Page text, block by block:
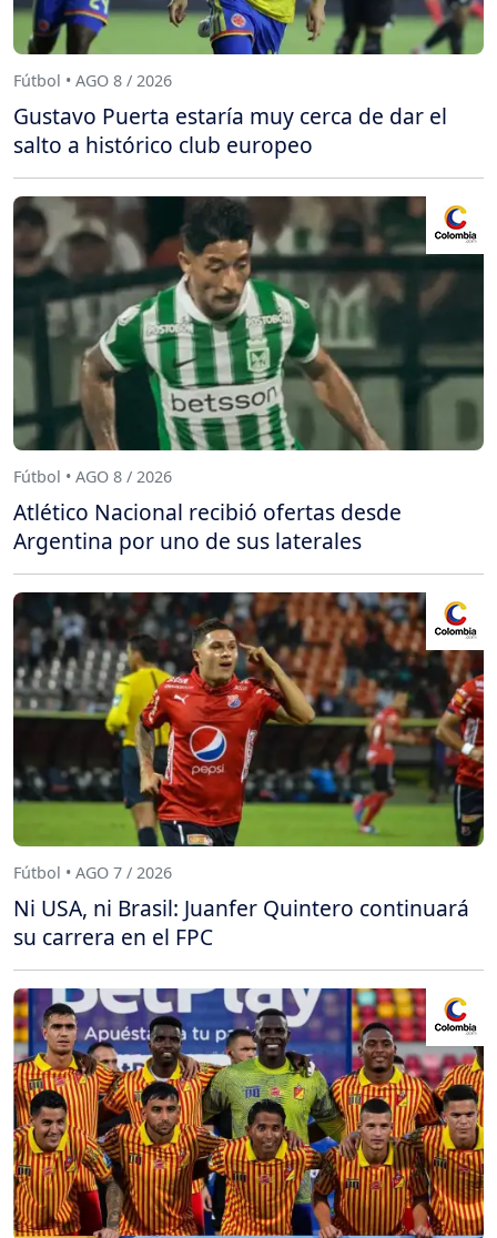
Fútbol • AGO 8 / 2026
Gustavo Puerta estaría muy cerca de dar el
salto a histórico club europeo
Fútbol • AGO 8 / 2026
Atlético Nacional recibió ofertas desde
Argentina por uno de sus laterales
Fútbol • AGO 7 / 2026
Ni USA, ni Brasil: Juanfer Quintero continuará
su carrera en el FPC